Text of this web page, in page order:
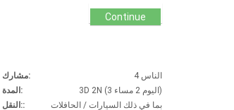
Continue
مشارك:
4 الناس
المدة:
3D 2N (3 اليوم 2 مساء)
النقل::
بما في ذلك السيارات / الحافلات